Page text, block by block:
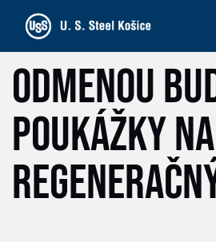
ODMENOU
POUKÁŽKY NA